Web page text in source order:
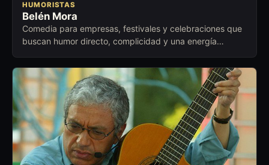
HUMORISTAS
Belén Mora
Comedia para empresas, festivales y celebraciones que
buscan humor directo, complicidad y una energía